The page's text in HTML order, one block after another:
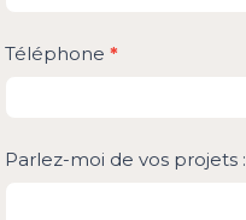
Téléphone *
Parlez-moi de vos projets :